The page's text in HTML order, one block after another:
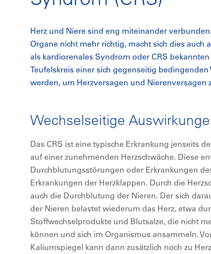
Herz und Niere sind eng miteinander
Organe nicht mehr richtig, macht sich dies auch
als kardiorenales Syndrom oder CRS
Teufelskreis einer sich gegenseitig
werden, um Herzversagen und Nierenversagen
Wechselseitige
Das CRS ist eine typische Erkrankung jenseits
auf einer zunehmenden Herzschwäche. Diese
Durchblutungsstörungen oder Erkrankungen
Erkrankungen der Herzklappen. Durch die
auch die Durchblutung der Nieren. Der sich
der Nieren belastet wiederum das Herz, etwa
Stoffwechselprodukte und Blutsalze, die nicht
können und sich im Organismus ansammeln.
Kaliumspiegel kann dann zusätzlich noch zu